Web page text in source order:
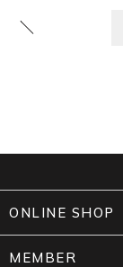
ONLINE SHOP
MEMBER